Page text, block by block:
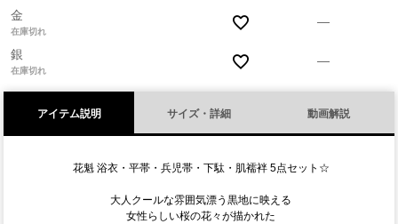
金
在庫切れ
—
銀
在庫切れ
—
アイテム説明 サイズ・詳細 動画解説
花魁 浴衣・平帯・兵児帯・下駄・肌襦袢 5点セット☆
大人クールな雰囲気漂う黒地に映える
女性らしい桜の花々が描かれた